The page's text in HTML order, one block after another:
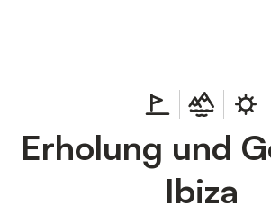
Erholung und
Ibiza